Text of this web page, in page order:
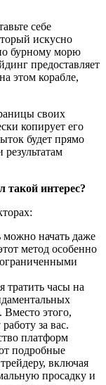
себе
искусно
бурному морю
предоставляет
этом корабле,
своих
копирует его
будет прямо
такой интерес?
можно начать даже
метод особенно
тратить часы на
этого,
за вас.
платформ
подробные
включая
просадку и